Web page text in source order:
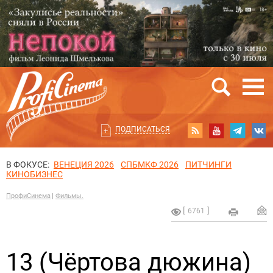
ПОДПИСАТЬСЯ
В ФОКУСЕ: ВЕНЕЦИЯ 2026 СПБМКФ 2026
ПИТЧИНГИ
КИНОБИЗНЕС
ПрофиСинема Фильмы.
6761
13 (Чёртова дюжина)